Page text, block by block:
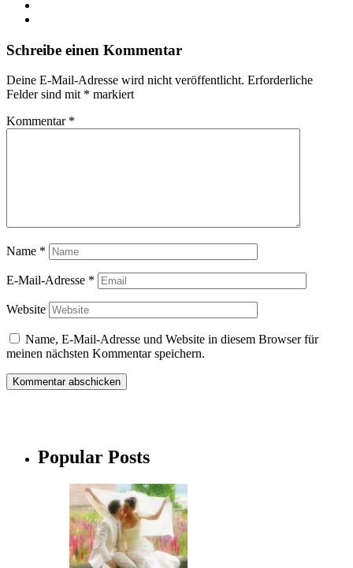
Schreibe einen Kommentar
Deine E-Mail-Adresse wird nicht veröffentlicht. Erforderliche
Felder sind mit * markiert
Kommentar *
Name *
E-Mail-Adresse *
Website
Name, E-Mail-Adresse und Website in diesem Browser für
meinen nächsten Kommentar speichern.
Popular Posts